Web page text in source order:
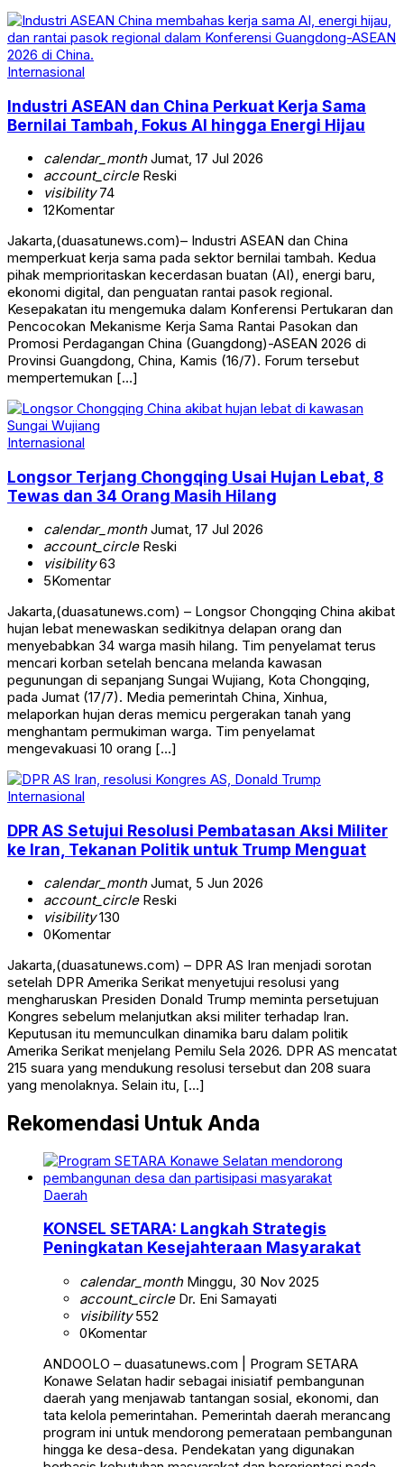
Internasional
Industri ASEAN dan China Perkuat Kerja Sama
Bernilai Tambah, Fokus AI hingga Energi Hijau
calendar_monthJumat, 17 Jul 2026
account_circleReski
visibility74
12Komentar
Jakarta,(duasatunews.com)– Industri ASEAN dan China
memperkuat kerja sama pada sektor bernilai tambah. Kedua
pihak memprioritaskan kecerdasan buatan (AI), energi baru,
ekonomi digital, dan penguatan rantai pasok regional.
Kesepakatan itu mengemuka dalam Konferensi Pertukaran dan
Pencocokan Mekanisme Kerja Sama Rantai Pasokan dan
Promosi Perdagangan China (Guangdong)-ASEAN 2026 di
Provinsi Guangdong, China, Kamis (16/7). Forum tersebut
mempertemukan […]
Internasional
Longsor Terjang Chongqing Usai Hujan Lebat, 8
Tewas dan 34 Orang Masih Hilang
calendar_monthJumat, 17 Jul 2026
account_circleReski
visibility63
5Komentar
Jakarta,(duasatunews.com) – Longsor Chongqing China akibat
hujan lebat menewaskan sedikitnya delapan orang dan
menyebabkan 34 warga masih hilang. Tim penyelamat terus
mencari korban setelah bencana melanda kawasan
pegunungan di sepanjang Sungai Wujiang, Kota Chongqing,
pada Jumat (17/7). Media pemerintah China, Xinhua,
melaporkan hujan deras memicu pergerakan tanah yang
menghantam permukiman warga. Tim penyelamat
mengevakuasi 10 orang […]
Internasional
DPR AS Setujui Resolusi Pembatasan Aksi Militer
ke Iran, Tekanan Politik untuk Trump Menguat
calendar_monthJumat, 5 Jun 2026
account_circleReski
visibility130
0Komentar
Jakarta,(duasatunews.com) – DPR AS Iran menjadi sorotan
setelah DPR Amerika Serikat menyetujui resolusi yang
mengharuskan Presiden Donald Trump meminta persetujuan
Kongres sebelum melanjutkan aksi militer terhadap Iran.
Keputusan itu memunculkan dinamika baru dalam politik
Amerika Serikat menjelang Pemilu Sela 2026. DPR AS mencatat
215 suara yang mendukung resolusi tersebut dan 208 suara
yang menolaknya. Selain itu, […]
Rekomendasi Untuk Anda
Daerah
KONSEL SETARA: Langkah Strategis
Peningkatan Kesejahteraan Masyarakat
calendar_monthMinggu, 30 Nov 2025
account_circleDr. Eni Samayati
visibility552
0Komentar
ANDOOLO – duasatunews.com | Program SETARA
Konawe Selatan hadir sebagai inisiatif pembangunan
daerah yang menjawab tantangan sosial, ekonomi, dan
tata kelola pemerintahan. Pemerintah daerah merancang
program ini untuk mendorong pemerataan pembangunan
hingga ke desa-desa. Pendekatan yang digunakan